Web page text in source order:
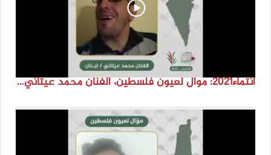
انتماء2021: موال لعيون فلسطين، الفنان محمد عيتاني، لبنان